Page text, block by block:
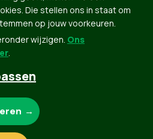
Die stellen ons in staat om
op jouw voorkeuren.
wijzigen. Ons
.